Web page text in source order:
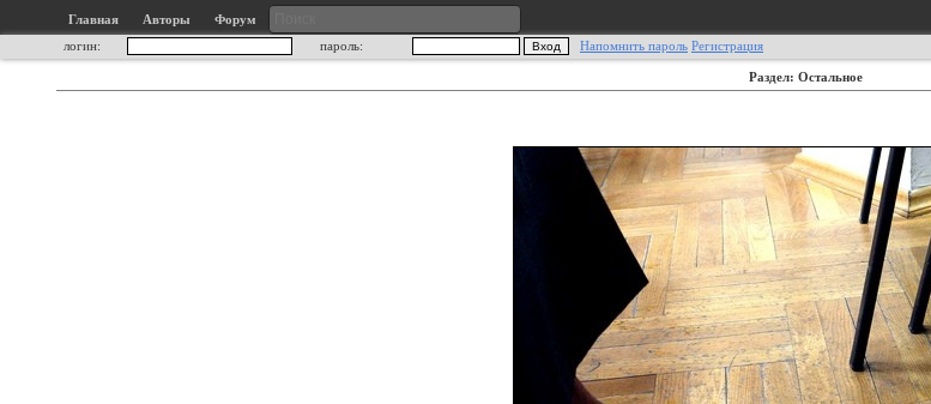
Главная Авторы
Форум
логин:
пароль: Напомнить пароль Регистрация
Раздел: Остальное